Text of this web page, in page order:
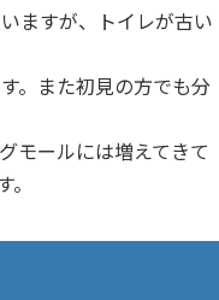
ますが、トイレが古い
。また初見の方でも分
モールには増えてきて